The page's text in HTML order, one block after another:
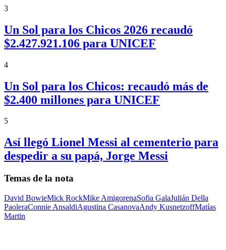
3
Un Sol para los Chicos 2026 recaudó
$2.427.921.106 para UNICEF
4
Un Sol para los Chicos: recaudó más de
$2.400 millones para UNICEF
5
Así llegó Lionel Messi al cementerio para
despedir a su papá, Jorge Messi
Temas de la nota
David BowieMick RockMike AmigorenaSofia GalaJulián Della
PaoleraConnie AnsaldiAgustina CasanovaAndy KusnetzoffMatías
Martin